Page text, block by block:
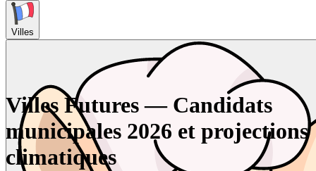
Villes
Villes Futures — Candidats
municipales 2026 et projections
climatiques